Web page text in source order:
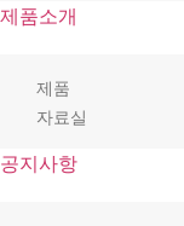
제품소개
제품
자료실
공지사항